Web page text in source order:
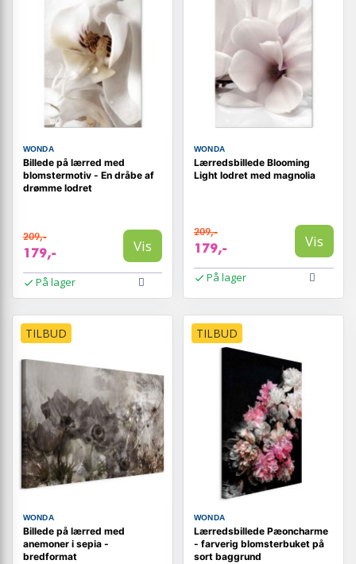
WONDA
Billede på lærred med
blomstermotiv - En dråbe af
drømme lodret
209,-
179,- Vis
På lager
WONDA
Lærredsbillede Blooming
Light lodret med magnolia
209,-
179,- Vis
På lager
TILBUD
WONDA
Billede på lærred med
anemoner i sepia -
bredformat
TILBUD
WONDA
Lærredsbillede Pæoncharme
- farverig blomsterbuket på
sort baggrund